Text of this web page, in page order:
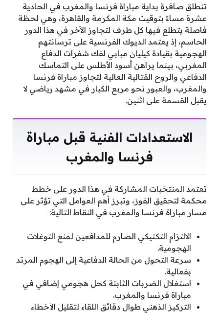
تنطلق صافرة بداية مباراة فرنسا والمغرب في الحادية
عشرة مساءً بتوقيت مكة المكرمة والقاهرة، وهي لحظة
فاصلة يتطلع فيها كل طرف لتجاوز الآخر في هذا الدور
الحاسم، إذ يعتمد الديوك الفرنسية على ترسانتهم
الهجومية بقيادة كيليان مبابي لفك شفرات الدفاع
المغربي، بينما يراهن أسود الأطلس على التماسك
الدفاعي والروح القتالية العالية لتجاوز مباراة فرنسا
والمغرب، والعبور نحو مربع الكبار في مشهد رياضي لا
يقبل القسمة على اثنين.
الاستعدادات الفنية قبل مباراة
فرنسا والمغرب
تعتمد المنتخبات المشاركة في هذا الدور على خطط
محكمة لتحقيق الفوز، وتبرز أهم العوامل التي تؤثر على
مسار مباراة فرنسا والمغرب في النقاط التالية:
الالتزام التكتيكي الصارم للمدافعين لمنع التوغلات
الهجومية.
سرعة التحول من الحالة الدفاعية إلى الهجوم المرتد
بفعالية.
استغلال الضربات الثابتة كحل هجومي إضافي في
مباراة فرنسا والمغرب.
التركيز الذهني طوال دقائق اللقاء لتقليل الأخطاء